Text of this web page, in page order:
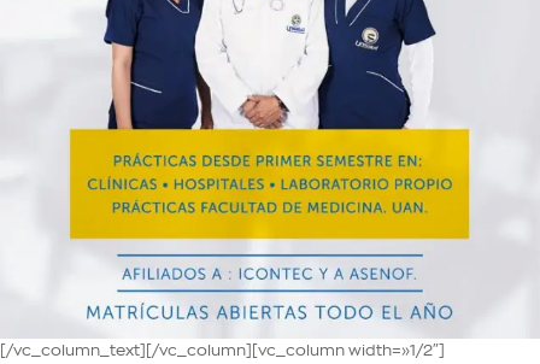
[/vc_column_text][/vc_column][vc_column width=»1/2″]